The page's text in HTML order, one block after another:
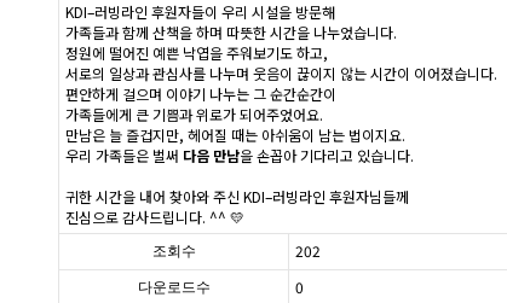
KDI–러빙라인 후원자들이 우리 시설을 방문해
가족들과 함께 산책을 하며 따뜻한 시간을 나누었습니다.
정원에 떨어진 예쁜 낙엽을 주워보기도 하고,
서로의 일상과 관심사를 나누며 웃음이 끊이지 않는 시간이 이어졌습니다.
편안하게 걸으며 이야기 나누는 그 순간순간이
가족들에게 큰 기쁨과 위로가 되어주었어요.
만남은 늘 즐겁지만, 헤어질 때는 아쉬움이 남는 법이지요.
우리 가족들은 벌써 다음 만남을 손꼽아 기다리고 있습니다.
귀한 시간을 내어 찾아와 주신 KDI–러빙라인 후원자님들께
진심으로 감사드립니다. ^^ 💛
조회수 202
다운로드수 0